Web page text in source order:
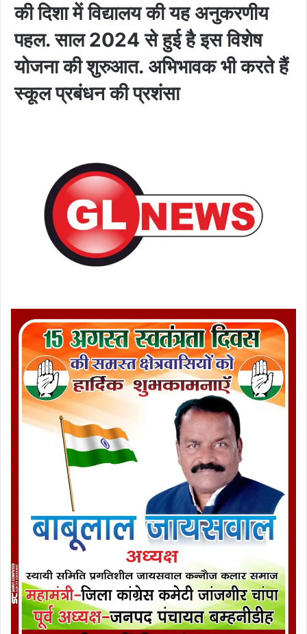
की दिशा में विद्यालय की यह अनुकरणीय
पहल. साल 2024 से हुई है इस विशेष
योजना की शुरुआत. अभिभावक भी करते हैं
स्कूल प्रबंधन की प्रशंसा